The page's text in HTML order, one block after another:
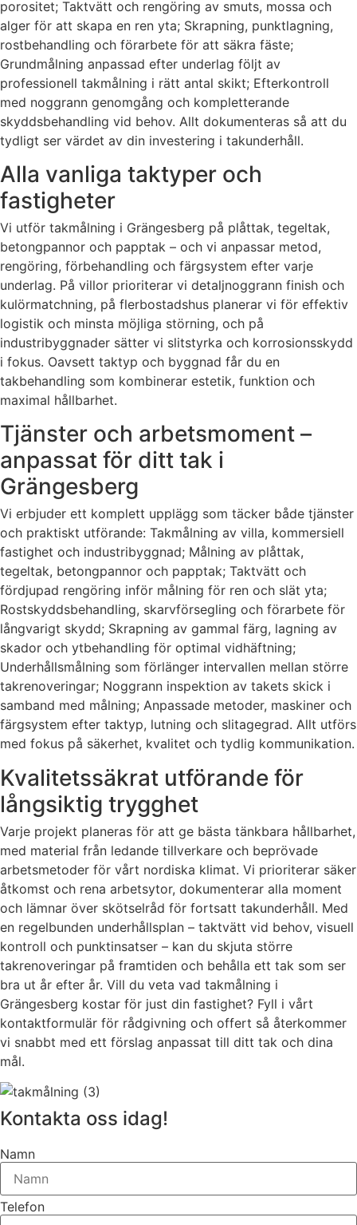
porositet; Taktvätt och rengöring av smuts, mossa och
alger för att skapa en ren yta; Skrapning, punktlagning,
rostbehandling och förarbete för att säkra fäste;
Grundmålning anpassad efter underlag följt av
professionell takmålning i rätt antal skikt; Efterkontroll
med noggrann genomgång och kompletterande
skyddsbehandling vid behov. Allt dokumenteras så att du
tydligt ser värdet av din investering i takunderhåll.
Alla vanliga taktyper och
fastigheter
Vi utför takmålning i Grängesberg på plåttak, tegeltak,
betongpannor och papptak – och vi anpassar metod,
rengöring, förbehandling och färgsystem efter varje
underlag. På villor prioriterar vi detaljnoggrann finish och
kulörmatchning, på flerbostadshus planerar vi för effektiv
logistik och minsta möjliga störning, och på
industribyggnader sätter vi slitstyrka och korrosionsskydd
i fokus. Oavsett taktyp och byggnad får du en
takbehandling som kombinerar estetik, funktion och
maximal hållbarhet.
Tjänster och arbetsmoment –
anpassat för ditt tak i
Grängesberg
Vi erbjuder ett komplett upplägg som täcker både tjänster
och praktiskt utförande: Takmålning av villa, kommersiell
fastighet och industribyggnad; Målning av plåttak,
tegeltak, betongpannor och papptak; Taktvätt och
fördjupad rengöring inför målning för ren och slät yta;
Rostskyddsbehandling, skarvförsegling och förarbete för
långvarigt skydd; Skrapning av gammal färg, lagning av
skador och ytbehandling för optimal vidhäftning;
Underhållsmålning som förlänger intervallen mellan större
takrenoveringar; Noggrann inspektion av takets skick i
samband med målning; Anpassade metoder, maskiner och
färgsystem efter taktyp, lutning och slitagegrad. Allt utförs
med fokus på säkerhet, kvalitet och tydlig kommunikation.
Kvalitetssäkrat utförande för
långsiktig trygghet
Varje projekt planeras för att ge bästa tänkbara hållbarhet,
med material från ledande tillverkare och beprövade
arbetsmetoder för vårt nordiska klimat. Vi prioriterar säker
åtkomst och rena arbetsytor, dokumenterar alla moment
och lämnar över skötselråd för fortsatt takunderhåll. Med
en regelbunden underhållsplan – taktvätt vid behov, visuell
kontroll och punktinsatser – kan du skjuta större
takrenoveringar på framtiden och behålla ett tak som ser
bra ut år efter år. Vill du veta vad takmålning i
Grängesberg kostar för just din fastighet? Fyll i vårt
kontaktformulär för rådgivning och offert så återkommer
vi snabbt med ett förslag anpassat till ditt tak och dina
mål.
Kontakta oss idag!
Namn
Telefon